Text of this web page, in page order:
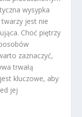
wysypka
jest nie
Choć piętrzy
zaznaczyć,
trwałą
kluczowe, aby
jej